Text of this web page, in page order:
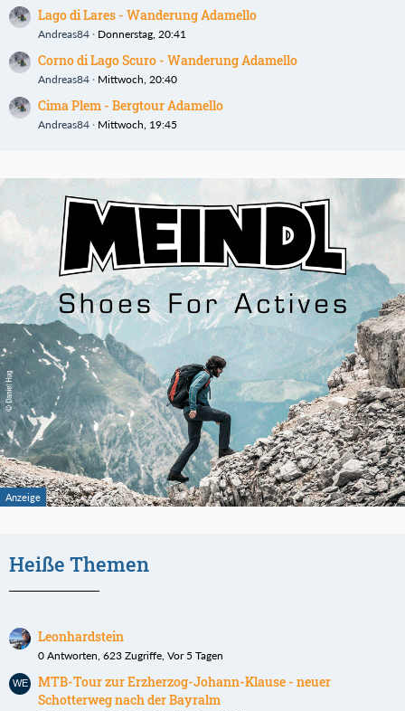
Lago di Lares - Wanderung Adamello
Andreas84 Donnerstag, 20:41
Corno di Lago Scuro - Wanderung Adamello
Andreas84 Mittwoch, 20:40
Cima Plem - Bergtour Adamello
Andreas84 Mittwoch, 19:45
Heiße Themen
Leonhardstein
0 Antworten, 623 Zugriffe, Vor 5 Tagen
MTB-Tour zur Erzherzog-Johann-Klause - neuer
Schotterweg nach der Bayralm